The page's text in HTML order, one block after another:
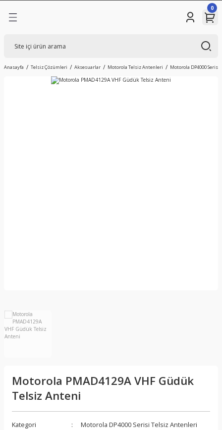
0
Anasayfa Telsiz Çözümleri Aksesuarlar Motorola Telsiz Antenleri Motorola DP4000
Motorola PMAD4129A VHF Güdük
Telsiz Anteni
Kategori
Motorola DP4000 Serisi Telsiz Antenleri